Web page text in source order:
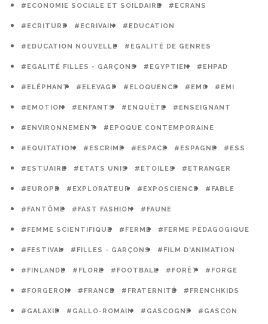
#ECONOMIE SOCIALE ET SOILDAIRE #ECRANS
#ECRITURE #ECRIVAIN #EDUCATION
#EDUCATION NOUVELLE #EGALITÉ DE GENRES
#EGALITÉ FILLES - GARÇONS #EGYPTIEN #EHPAD
#ELÉPHANT #ELEVAGE #ELOQUENCE #EMC #EMI
#EMOTION #ENFANTS #ENQUÊTE #ENSEIGNANT
#ENVIRONNEMENT #EPOQUE CONTEMPORAINE
#EQUITATION #ESCRIME #ESPACE #ESPAGNE #ESS
#ESTUAIRE #ETATS UNIS #ETOILES #ETRANGER
#EUROPE #EXPLORATEUR #EXPOSCIENCE #FABLE
#FANTÔME #FAST FASHION #FAUNE
#FEMME SCIENTIFIQUE #FERME #FERME PÉDAGOGIQUE
#FESTIVAL #FILLES - GARÇONS #FILM D'ANIMATION
#FINLANDE #FLORE #FOOTBALL #FORÊT #FORGE
#FORGERON #FRANCE #FRATERNITÉ #FRENCHKIDS
#GALAXIE #GALLO-ROMAIN #GASCOGNE #GASCON